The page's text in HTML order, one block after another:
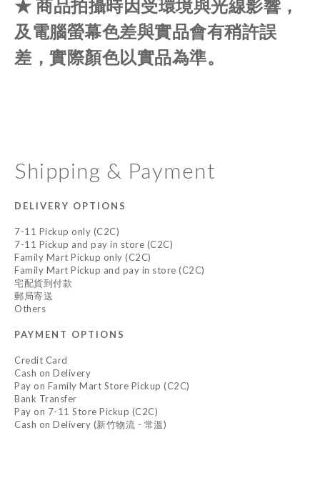
★ 商品拍攝時因受環境與光線影響，
及電腦螢幕色差與實品會有稍許誤
差，實際顏色以實品為準。
Shipping & Payment
DELIVERY OPTIONS
7-11 Pickup only (C2C)
7-11 Pickup and pay in store (C2C)
Family Mart Pickup only (C2C)
Family Mart Pickup and pay in store (C2C)
宅配貨到付款
郵局寄送
Others
PAYMENT OPTIONS
Credit Card
Cash on Delivery
Pay on Family Mart Store Pickup (C2C)
Bank Transfer
Pay on 7-11 Store Pickup (C2C)
Cash on Delivery (新竹物流 - 常溫)